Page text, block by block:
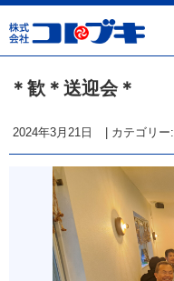
＊歓＊送迎会＊
2024年3月21日 カテゴリー: